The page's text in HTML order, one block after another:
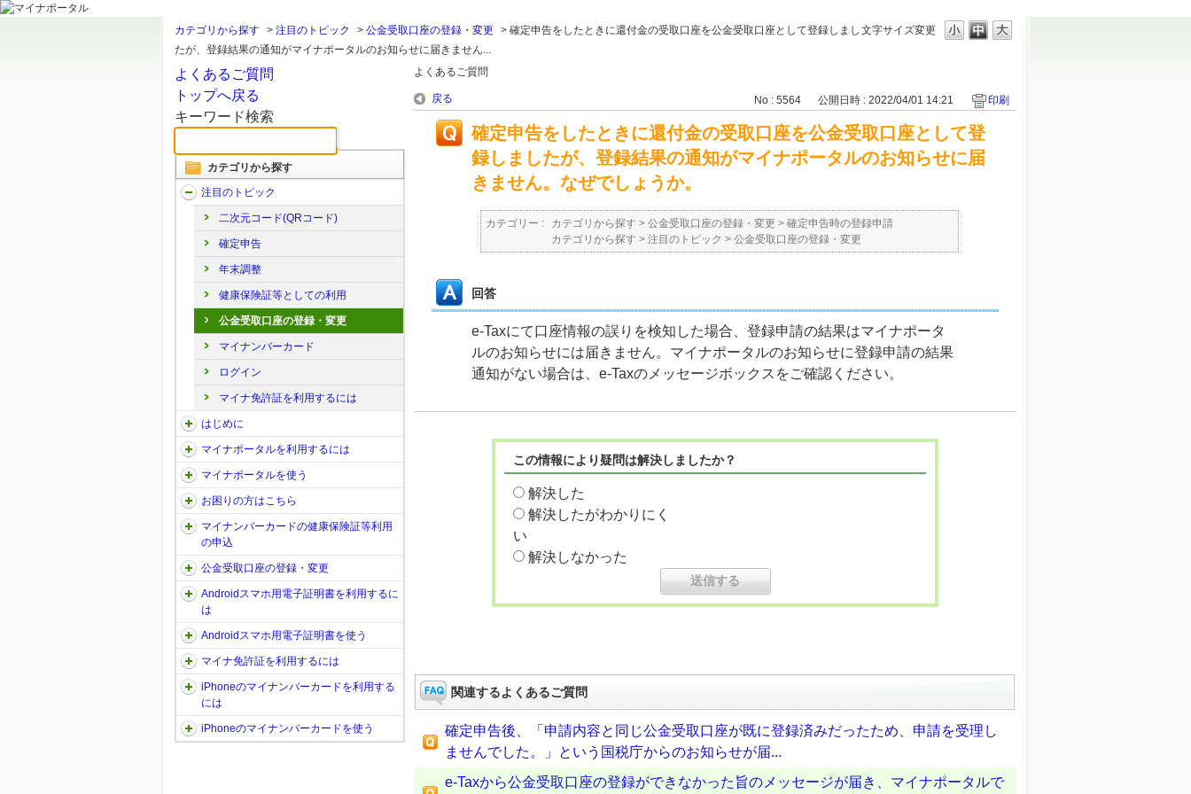
文字サイズ変更
カテゴリから探す > 注目のトピック > 公金受取口座の登録・変更 > 確定申告をしたときに還付金の受取口座を公金受取口座として登録しまし
たが、登録結果の通知がマイナポータルのお知らせに届きません...
よくあるご質問
トップへ戻る
キーワード検索
カテゴリから探す
注目のトピック
二次元コード(QRコード)
確定申告
年末調整
健康保険証等としての利用
公金受取口座の登録・変更
マイナンバーカード
ログイン
マイナ免許証を利用するには
はじめに
マイナポータルを利用するには
マイナポータルを使う
お困りの方はこちら
マイナンバーカードの健康保険証等利用
の申込
公金受取口座の登録・変更
Androidスマホ用電子証明書を利用するに
は
Androidスマホ用電子証明書を使う
マイナ免許証を利用するには
iPhoneのマイナンバーカードを利用する
には
iPhoneのマイナンバーカードを使う
よくあるご質問
戻る No : 5564 公開日時 : 2022/04/01 14:21 印刷
確定申告をしたときに還付金の受取口座を公金受取口座として登
録しましたが、登録結果の通知がマイナポータルのお知らせに届
きません。なぜでしょうか。
カテゴリー : カテゴリから探す > 公金受取口座の登録・変更 > 確定申告時の登録申請
カテゴリから探す > 注目のトピック > 公金受取口座の登録・変更
回答
e-Taxにて口座情報の誤りを検知した場合、登録申請の結果はマイナポータ
ルのお知らせには届きません。マイナポータルのお知らせに登録申請の結果
通知がない場合は、e-Taxのメッセージボックスをご確認ください。
この情報により疑問は解決しましたか？
解決した
解決したがわかりにく
い
解決しなかった
関連するよくあるご質問
確定申告後、「申請内容と同じ公金受取口座が既に登録済みだったため、申請を受理し
ませんでした。」という国税庁からのお知らせが届...
e-Taxから公金受取口座の登録ができなかった旨のメッセージが届き、マイナポータルで